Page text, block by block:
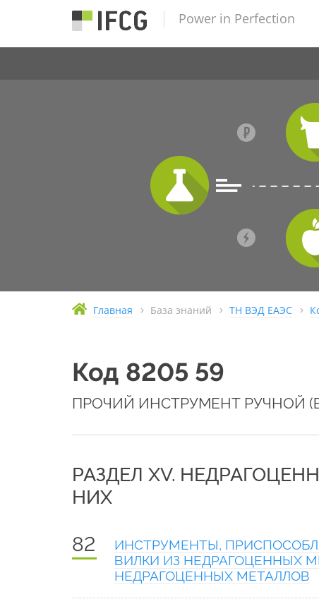
Power in Perfection
Главная База знаний ТН ВЭД ЕАЭС
Код 8205 59
ПРОЧИЙ ИНСТРУМЕНТ РУЧНОЙ
РАЗДЕЛ XV.
НИХ
82
ИНСТРУМЕНТЫ,
ВИЛКИ ИЗ НЕДРАГОЦЕННЫХ
НЕДРАГОЦЕННЫХ МЕТАЛЛОВ